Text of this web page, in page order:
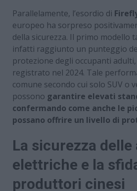
Parallelamente, l’esordio di
europeo ha sorpreso
della sicurezza. Il primo modello
infatti raggiunto un punteggio
protezione degli occupanti
registrato nel 2024. Tale
comune secondo cui solo SUV o
possono garantire elevati
confermando come anche le
possano offrire un livello di
La sicurezza delle
elettriche e la
produttori cinesi